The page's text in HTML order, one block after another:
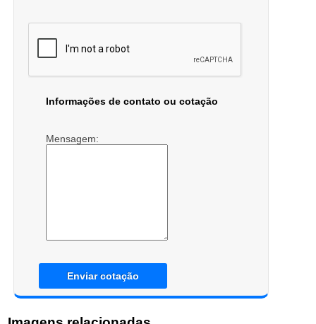
Informações de contato ou cotação
Mensagem:
Enviar cotação